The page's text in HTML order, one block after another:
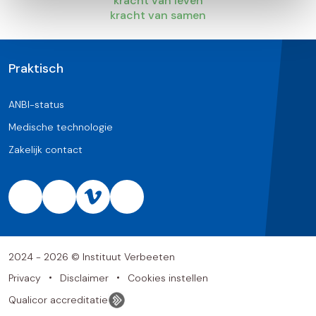
kracht van samen
Praktisch
ANBI-status
Medische technologie
Zakelijk contact
2024 - 2026 © Instituut Verbeeten
Privacy
Disclaimer
Cookies instellen
Qualicor accreditatie